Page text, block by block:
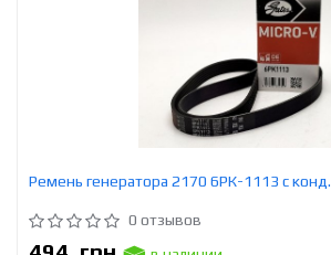
Ремень генератора 2170 6РК-1113 с конд.
0 отзывов